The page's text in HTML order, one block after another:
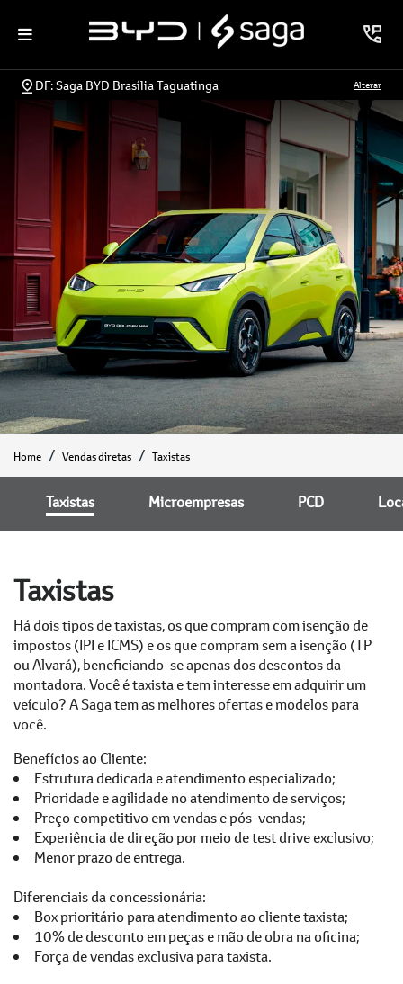
DF: Saga BYD Brasília Taguatinga Alterar
Home Vendas diretas Taxistas
Microempresas PCD
Taxistas
Taxistas
Há dois tipos de taxistas, os que compram com isenção de
impostos (IPI e ICMS) e os que compram sem a isenção (TP
ou Alvará), beneficiando-se apenas dos descontos da
montadora. Você é taxista e tem interesse em adquirir um
veículo? A Saga tem as melhores ofertas e modelos para
você.
Benefícios ao Cliente:
Estrutura dedicada e atendimento especializado;
Prioridade e agilidade no atendimento de serviços;
Preço competitivo em vendas e pós-vendas;
Experiência de direção por meio de test drive exclusivo;
Menor prazo de entrega.
Diferenciais da concessionária:
Box prioritário para atendimento ao cliente taxista;
10% de desconto em peças e mão de obra na oficina;
Força de vendas exclusiva para taxista.